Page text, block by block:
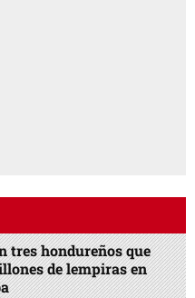
tres hondureños que
de lempiras en